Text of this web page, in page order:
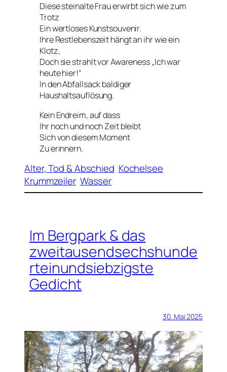
Diese steinalte Frau erwirbt sich wie zum
Trotz
Ein wertloses Kunstsouvenir.
Ihre Restlebenszeit hängt an ihr wie ein
Klotz,
Doch sie strahlt vor Awareness „Ich war
heute hier!“
In den Abfallsack baldiger
Haushaltsauflösung.
Kein Endreim, auf dass
Ihr noch und noch Zeit bleibt
Sich von diesem Moment
Zu erinnern.
Alter, Tod & Abschied Kochelsee
Krummzeiler Wasser
Im Bergpark & das
zweitausendsechshunde
rteinundsiebzigste
Gedicht
30. Mai 2025